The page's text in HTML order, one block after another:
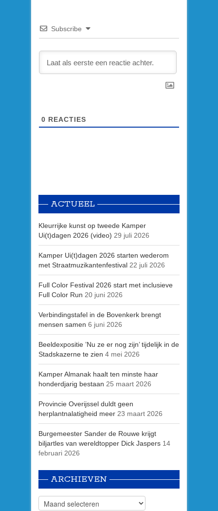
Subscribe
0 REACTIES
ACTUEEL
Kleurrijke kunst op tweede Kamper
Ui(t)dagen 2026 (video) 29 juli 2026
Kamper Ui(t)dagen 2026 starten wederom
met Straatmuzikantenfestival 22 juli 2026
Full Color Festival 2026 start met inclusieve
Full Color Run 20 juni 2026
Verbindingstafel in de Bovenkerk brengt
mensen samen 6 juni 2026
Beeldexpositie ’Nu ze er nog zijn’ tijdelijk in de
Stadskazerne te zien 4 mei 2026
Kamper Almanak haalt ten minste haar
honderdjarig bestaan 25 maart 2026
Provincie Overijssel duldt geen
herplantnalatigheid meer 23 maart 2026
Burgemeester Sander de Rouwe krijgt
biljartles van wereldtopper Dick Jaspers 14
februari 2026
ARCHIEVEN